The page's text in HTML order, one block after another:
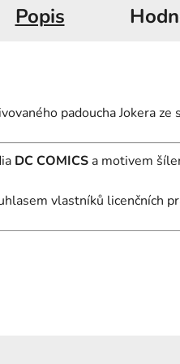
Popis
padoucha Jokera ze
DC COMICS a motivem
vlastníků licenčních